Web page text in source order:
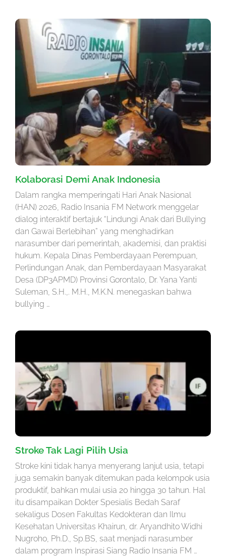
Kolaborasi Demi Anak Indonesia
Dalam rangka memperingati Hari Anak Nasional
(HAN) 2026, Radio Insania FM Network menggelar
dialog interaktif bertajuk “Lindungi Anak dari Bullying
dan Gawai Berlebihan” yang menghadirkan
narasumber dari pemerintah, akademisi, dan praktisi
hukum. Kepala Dinas Pemberdayaan Perempuan,
Perlindungan Anak, dan Pemberdayaan Masyarakat
Desa (DP3APMD) Provinsi Gorontalo, Dr. Yana Yanti
Suleman, S.H.,. M.H., M.K.N. menegaskan bahwa
bullying …
Stroke Tak Lagi Pilih Usia
Stroke kini tidak hanya menyerang lanjut usia, tetapi
juga semakin banyak ditemukan pada kelompok usia
produktif, bahkan mulai usia 20 hingga 30 tahun. Hal
itu disampaikan Dokter Spesialis Bedah Saraf
sekaligus Dosen Fakultas Kedokteran dan Ilmu
Kesehatan Universitas Khairun, dr. Aryandhito Widhi
Nugroho, Ph.D., Sp.BS, saat menjadi narasumber
dalam program Inspirasi Siang Radio Insania FM …